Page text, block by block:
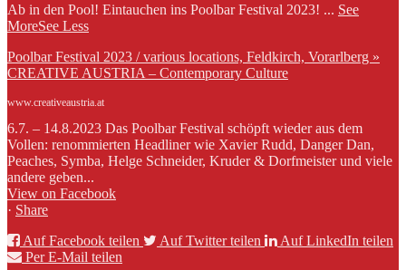
Ab in den Pool! Eintauchen ins Poolbar Festival 2023! ... See
MoreSee Less
Poolbar Festival 2023 / various locations, Feldkirch, Vorarlberg »
CREATIVE AUSTRIA – Contemporary Culture
www.creativeaustria.at
6.7. – 14.8.2023 Das Poolbar Festival schöpft wieder aus dem
Vollen: renommierten Headliner wie Xavier Rudd, Danger Dan,
Peaches, Symba, Helge Schneider, Kruder & Dorfmeister und viele
andere geben...
View on Facebook
· Share
Auf Facebook teilen
Auf Twitter teilen
Auf LinkedIn teilen
Per E-Mail teilen